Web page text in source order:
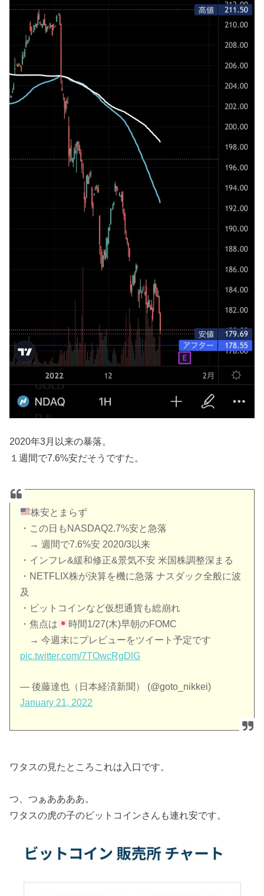
2020年3月以来の暴落。
１週間で7.6%安だそうですた。
株安とまらず
・この日もNASDAQ2.7%安と急落
→ 週間で7.6%安 2020/3以来
・インフレ&緩和修正&景気不安 米国株調整深まる
・NETFLIX株が決算を機に急落 ナスダック全般に波
及
・ビットコインなど仮想通貨も総崩れ
・焦点は
時間1/27(木)早朝のFOMC
→ 今週末にプレビューをツイート予定です
pic.twitter.com/7TOwcRgDlG
— 後藤達也（日本経済新聞） (@goto_nikkei)
January 21, 2022
ワタスの見たところこれは入口です。
つ、つぁああああ。
ワタスの虎の子のビットコインさんも連れ安です。